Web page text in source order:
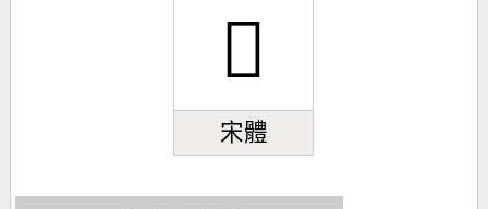
󹨱
宋體